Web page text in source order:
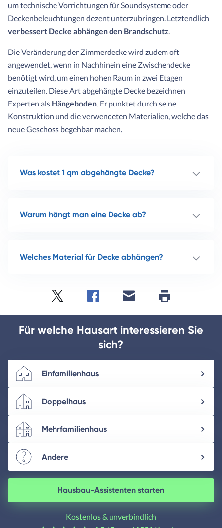
um technische Vorrichtungen für Soundsysteme oder
Deckenbeleuchtungen dezent unterzubringen. Letztendlich
verbessert Decke abhängen den Brandschutz.
Die Veränderung der Zimmerdecke wird zudem oft
angewendet, wenn in Nachhinein eine Zwischendecke
benötigt wird, um einen hohen Raum in zwei Etagen
einzuteilen. Diese Art abgehängte Decke bezeichnen
Experten als Hängeboden. Er punktet durch seine
Konstruktion und die verwendeten Materialien, welche das
neue Geschoss begehbar machen.
Was kostet 1 qm abgehängte Decke?
Warum hängt man eine Decke ab?
Welches Material für Decke abhängen?
mail
drucken
Für welche Hausart interessieren Sie
sich?
Einfamilienhaus
Doppelhaus
Mehrfamilienhaus
Andere
Hausbau-Assistenten starten
Kostenlos & unverbindlich